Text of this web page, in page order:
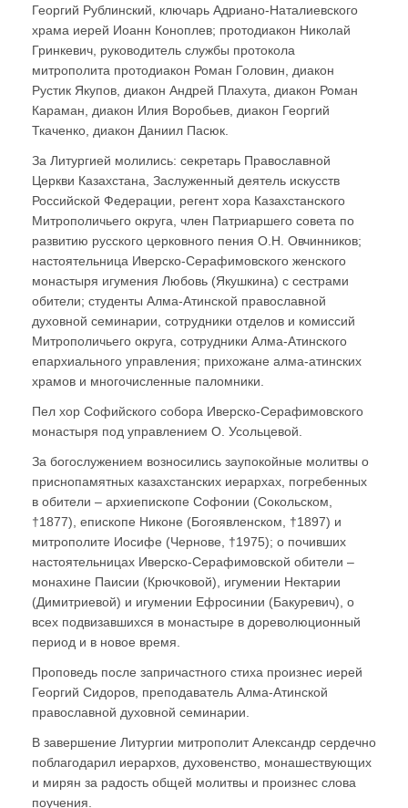
Георгий Рублинский, ключарь Адриано-Наталиевского
храма иерей Иоанн Коноплев; протодиакон Николай
Гринкевич, руководитель службы протокола
митрополита протодиакон Роман Головин, диакон
Рустик Якупов, диакон Андрей Плахута, диакон Роман
Караман, диакон Илия Воробьев, диакон Георгий
Ткаченко, диакон Даниил Пасюк.
За Литургией молились: секретарь Православной
Церкви Казахстана, Заслуженный деятель искусств
Российской Федерации, регент хора Казахстанского
Митрополичьего округа, член Патриаршего совета по
развитию русского церковного пения О.Н. Овчинников;
настоятельница Иверско-Серафимовского женского
монастыря игумения Любовь (Якушкина) с сестрами
обители; студенты Алма-Атинской православной
духовной семинарии, сотрудники отделов и комиссий
Митрополичьего округа, сотрудники Алма-Атинского
епархиального управления; прихожане алма-атинских
храмов и многочисленные паломники.
Пел хор Софийского собора Иверско-Серафимовского
монастыря под управлением О. Усольцевой.
За богослужением возносились заупокойные молитвы о
приснопамятных казахстанских иерархах, погребенных
в обители – архиепископе Софонии (Сокольском,
†1877), епископе Никоне (Богоявленском, †1897) и
митрополите Иосифе (Чернове, †1975); о почивших
настоятельницах Иверско-Серафимовской обители –
монахине Паисии (Крючковой), игумении Нектарии
(Димитриевой) и игумении Ефросинии (Бакуревич), о
всех подвизавшихся в монастыре в дореволюционный
период и в новое время.
Проповедь после запричастного стиха произнес иерей
Георгий Сидоров, преподаватель Алма-Атинской
православной духовной семинарии.
В завершение Литургии митрополит Александр сердечно
поблагодарил иерархов, духовенство, монашествующих
и мирян за радость общей молитвы и произнес слова
поучения.